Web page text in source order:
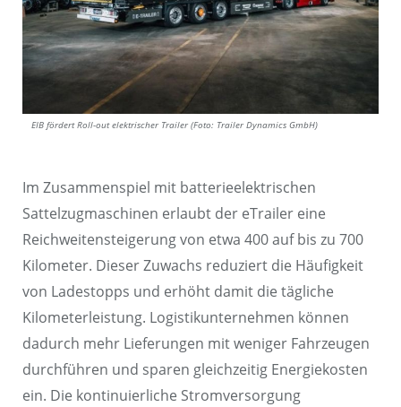
EIB fördert Roll-out elektrischer Trailer (Foto: Trailer Dynamics GmbH)
Im Zusammenspiel mit batterieelektrischen
Sattelzugmaschinen erlaubt der eTrailer eine
Reichweitensteigerung von etwa 400 auf bis zu 700
Kilometer. Dieser Zuwachs reduziert die Häufigkeit
von Ladestopps und erhöht damit die tägliche
Kilometerleistung. Logistikunternehmen können
dadurch mehr Lieferungen mit weniger Fahrzeugen
durchführen und sparen gleichzeitig Energiekosten
ein. Die kontinuierliche Stromversorgung